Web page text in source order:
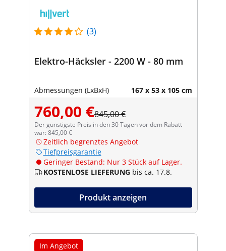
(3)
Elektro-Häcksler - 2200 W - 80 mm
Abmessungen (LxBxH) 167 x 53 x 105 cm
760,00 €845,00 €
Der günstigste Preis in den 30 Tagen vor dem Rabatt
war: 845,00 €
Zeitlich begrenztes Angebot
Tiefpreisgarantie
Geringer Bestand: Nur 3 Stück auf Lager.
KOSTENLOSE LIEFERUNG bis ca. 17.8.
Produkt anzeigen
Im Angebot